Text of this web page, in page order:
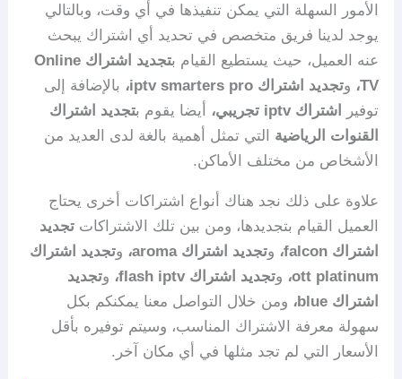
الأمور السهلة التي يمكن تنفيذها في أي وقت، وبالتالي
يوجد لدينا فريق متخصص في تحديد أي اشتراك يبحث
عنه العميل، حيث يستطيع القيام ب
تجديد اشتراك Online
TV، وتجديد اشتراك iptv smarters pro،
بالإضافة إلى
توفير
اشتراك iptv تجريبي، أيضا يقوم بتجديد اشتراك
القنوات الرياضية
التي تمثل أهمية بالغة لدى العديد من
الأشخاص من مختلف الأماكن.
علاوة على ذلك نجد هناك أنواع اشتراكات أخرى يحتاج
العميل القيام بتجديدها، ومن بين تلك الاشتراكاتتجديد
اشتراك falcon،
وتجديد اشتراك aroma، وتجديد اشتراك
ott platinum، وتجديد اشتراك flash iptv، وتجديد
اشتراك blue،
ومن خلال التواصل معنا يمكنكم بكل
سهولة معرفة الاشتراك المناسب، وسيتم توفيره بأقل
الأسعار التي لم تجد مثلها في أي مكان آخر.